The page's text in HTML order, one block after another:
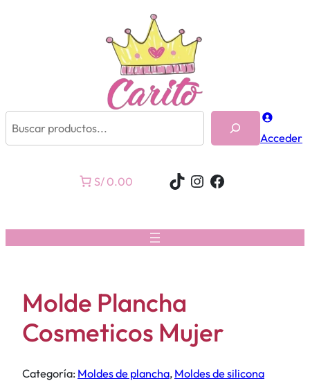
Acceder
S/ 0.00 TikTok
Instagram
Facebook
Molde Plancha
Cosmeticos Mujer
Categoría: Moldes de plancha, Moldes de silicona